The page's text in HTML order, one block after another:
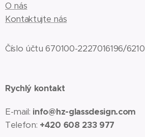
O nás
Kontaktujte nás
Číslo účtu 670100-2227016196/6210
Rychlý kontakt
E-mail: info@hz-glassdesign.com
Telefon: +420 608 233 977